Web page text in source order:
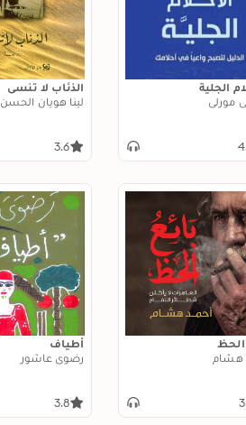
الجلية
مورلي
الذئاب لا تنسى
لينا هويان الحسن
3.6
الحظ
هشام
أطياف
رضوى عاشور
3.8